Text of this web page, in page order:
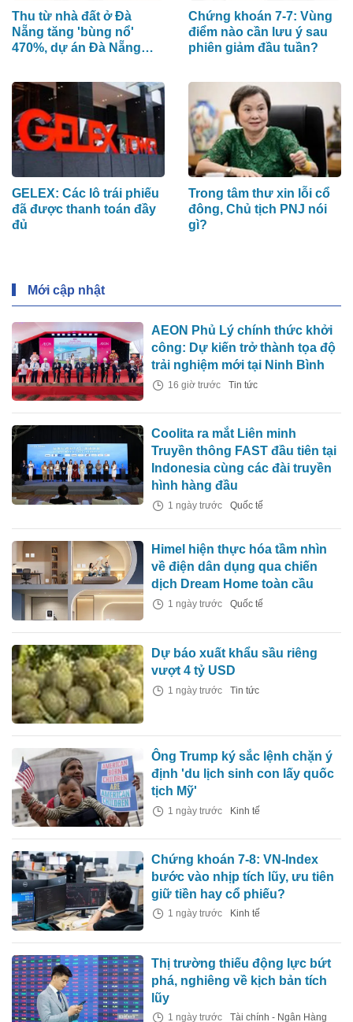
Thu từ nhà đất ở Đà
Nẵng tăng 'bùng nổ'
470%, dự án Đà Nẵng
đóng góp chính
Chứng khoán 7-7: Vùng
điểm nào cần lưu ý sau
phiên giảm đầu tuần?
GELEX: Các lô trái phiếu
đã được thanh toán đầy
đủ
Trong tâm thư xin lỗi cổ
đông, Chủ tịch PNJ nói
gì?
Mới cập nhật
AEON Phủ Lý chính thức khởi
công: Dự kiến trở thành tọa độ
trải nghiệm mới tại Ninh Bình
16 giờ trước Tin tức
Coolita ra mắt Liên minh
Truyền thông FAST đầu tiên tại
Indonesia cùng các đài truyền
hình hàng đầu
1 ngày trước Quốc tế
Himel hiện thực hóa tầm nhìn
về điện dân dụng qua chiến
dịch Dream Home toàn cầu
1 ngày trước Quốc tế
Dự báo xuất khẩu sầu riêng
vượt 4 tỷ USD
1 ngày trước Tin tức
Ông Trump ký sắc lệnh chặn ý
định 'du lịch sinh con lấy quốc
tịch Mỹ'
1 ngày trước Kinh tế
Chứng khoán 7-8: VN-Index
bước vào nhịp tích lũy, ưu tiên
giữ tiền hay cổ phiếu?
1 ngày trước Kinh tế
Thị trường thiếu động lực bứt
phá, nghiêng về kịch bản tích
lũy
1 ngày trước Tài chính - Ngân Hàng